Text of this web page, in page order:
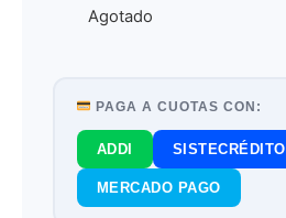
Agotado
PAGA A CUOTAS CON:
ADDI SISTECRÉDITO
MERCADO PAGO